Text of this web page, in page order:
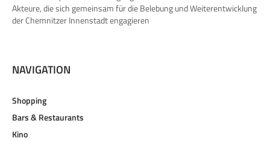
Akteure, die sich gemeinsam für die Belebung und Weiterentwicklung
der Chemnitzer Innenstadt engagieren
NAVIGATION
Shopping
Bars & Restaurants
Kino